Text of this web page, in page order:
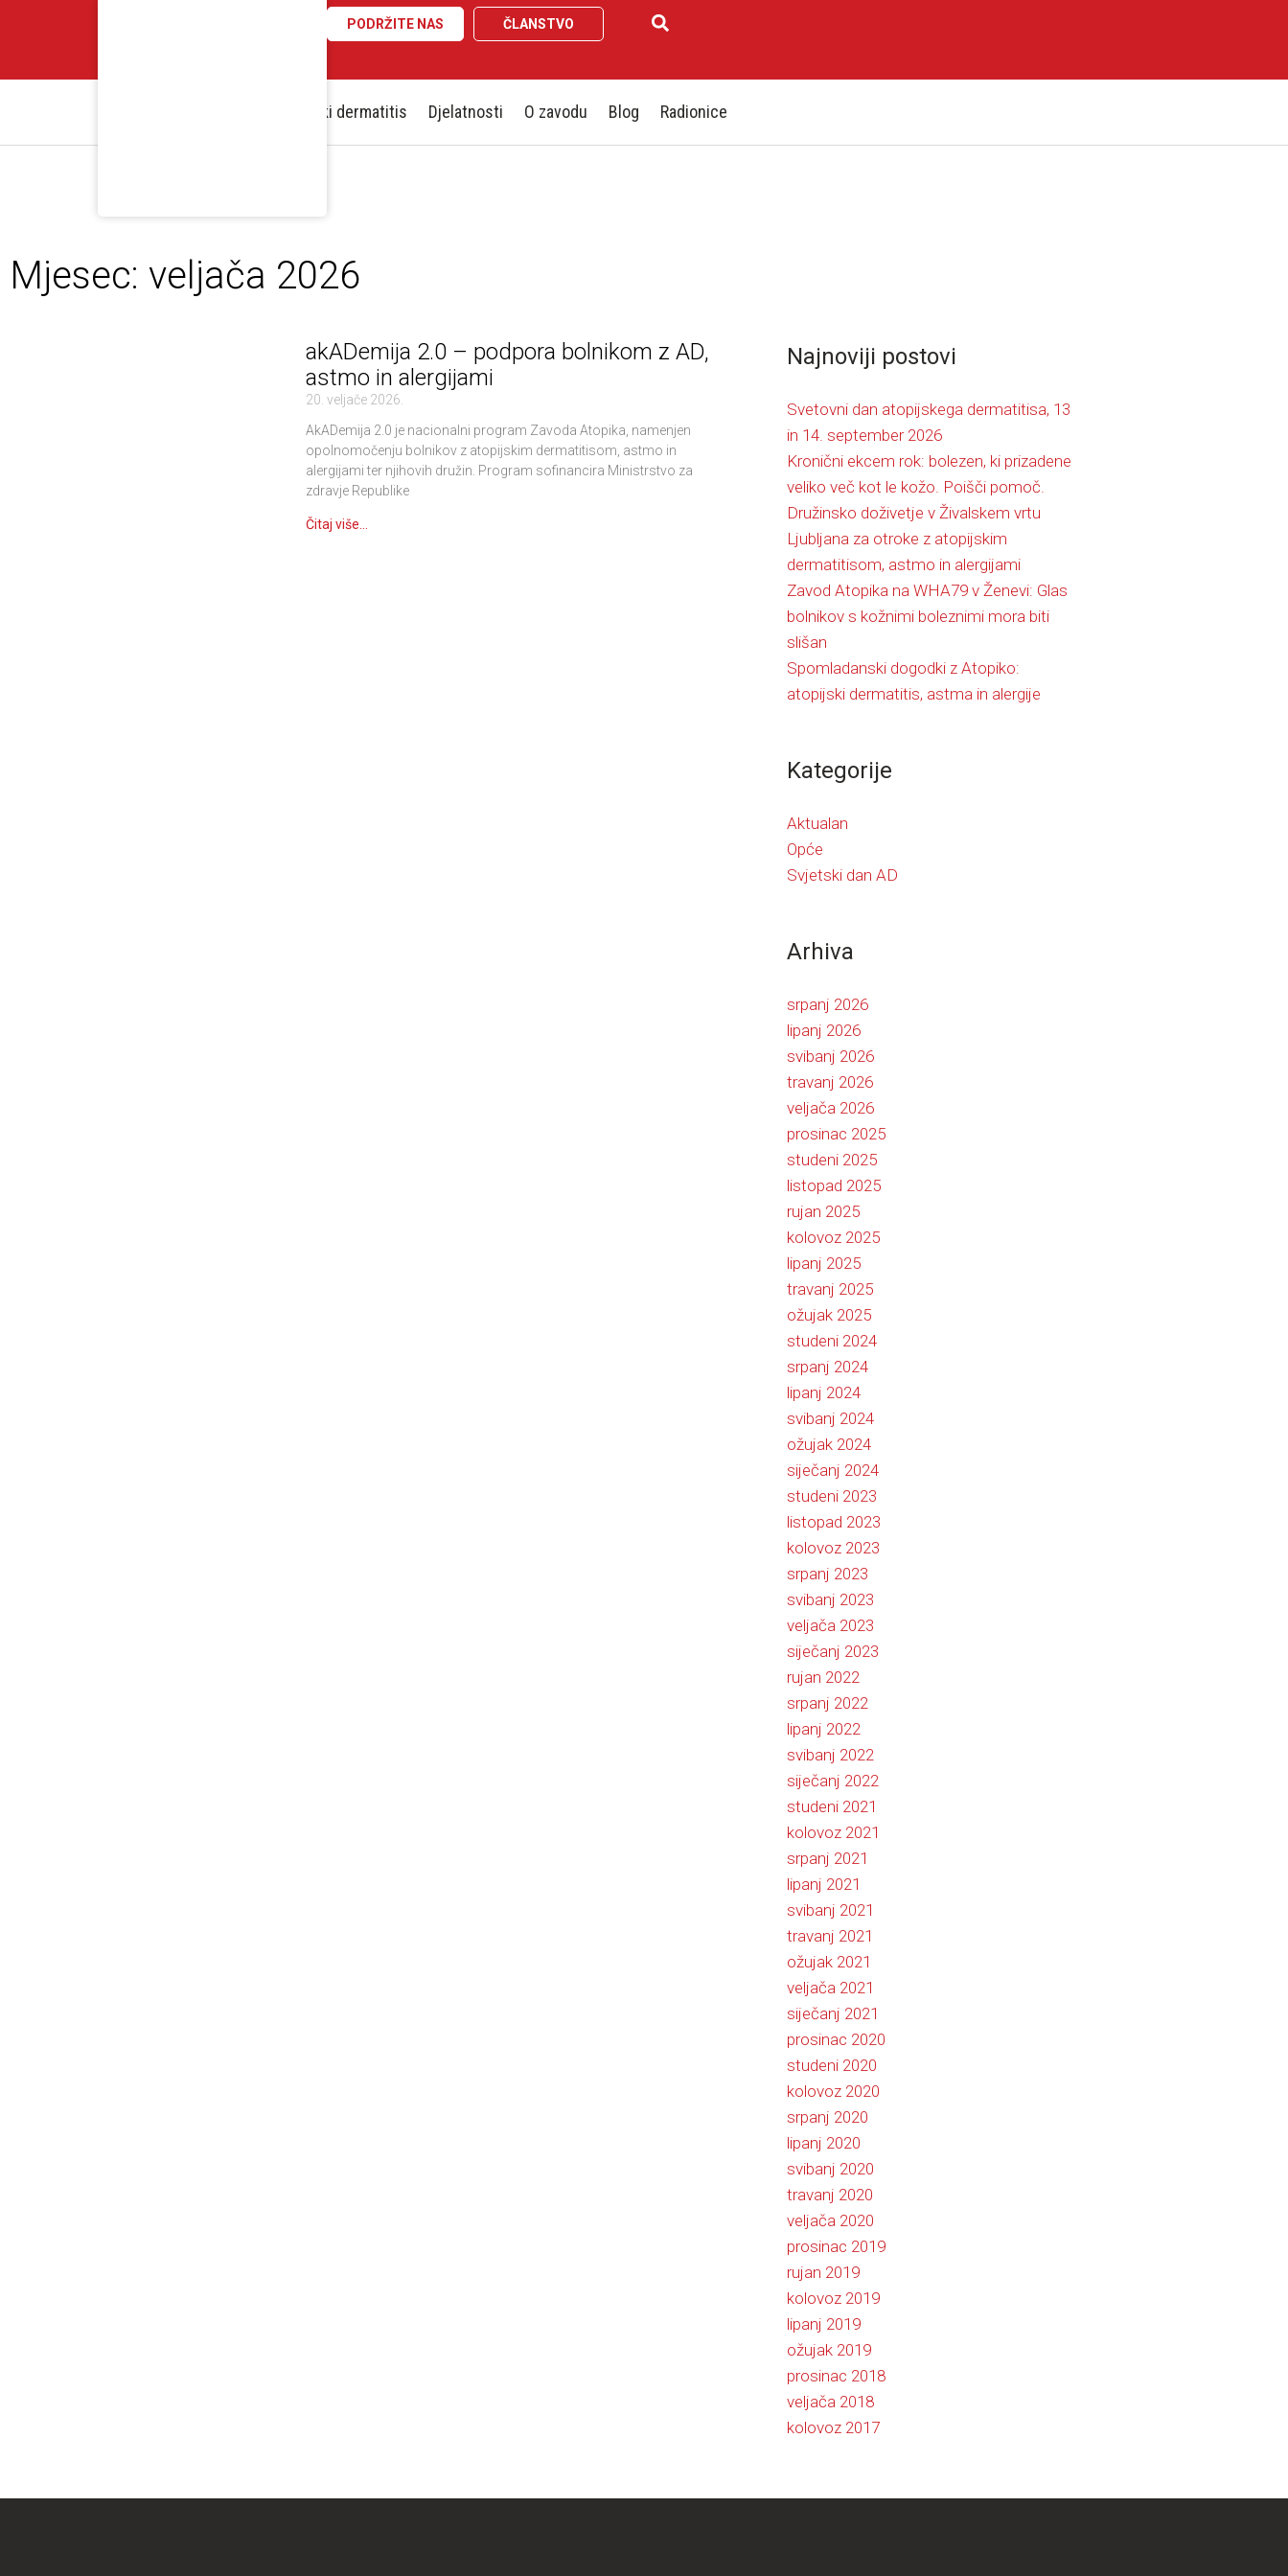
PODRŽITE NAS ČLANSTVO
Atopijski dermatitis Djelatnosti O zavodu Blog Radionice
Mjesec: veljača 2026
akADemija 2.0 – podpora bolnikom z AD,
astmo in alergijami
20. veljače 2026.
AkADemija 2.0 je nacionalni program Zavoda Atopika, namenjen
opolnomočenju bolnikov z atopijskim dermatitisom, astmo in
alergijami ter njihovih družin. Program sofinancira Ministrstvo za
zdravje Republike
Čitaj više...
Najnoviji postovi
Svetovni dan atopijskega dermatitisa, 13
in 14. september 2026
Kronični ekcem rok: bolezen, ki prizadene
veliko več kot le kožo. Poišči pomoč.
Družinsko doživetje v Živalskem vrtu
Ljubljana za otroke z atopijskim
dermatitisom, astmo in alergijami
Zavod Atopika na WHA79 v Ženevi: Glas
bolnikov s kožnimi boleznimi mora biti
slišan
Spomladanski dogodki z Atopiko:
atopijski dermatitis, astma in alergije
Kategorije
Aktualan
Opće
Svjetski dan AD
Arhiva
srpanj 2026
lipanj 2026
svibanj 2026
travanj 2026
veljača 2026
prosinac 2025
studeni 2025
listopad 2025
rujan 2025
kolovoz 2025
lipanj 2025
travanj 2025
ožujak 2025
studeni 2024
srpanj 2024
lipanj 2024
svibanj 2024
ožujak 2024
siječanj 2024
studeni 2023
listopad 2023
kolovoz 2023
srpanj 2023
svibanj 2023
veljača 2023
siječanj 2023
rujan 2022
srpanj 2022
lipanj 2022
svibanj 2022
siječanj 2022
studeni 2021
kolovoz 2021
srpanj 2021
lipanj 2021
svibanj 2021
travanj 2021
ožujak 2021
veljača 2021
siječanj 2021
prosinac 2020
studeni 2020
kolovoz 2020
srpanj 2020
lipanj 2020
svibanj 2020
travanj 2020
veljača 2020
prosinac 2019
rujan 2019
kolovoz 2019
lipanj 2019
ožujak 2019
prosinac 2018
veljača 2018
kolovoz 2017